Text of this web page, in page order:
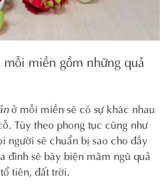
miền gồm những quả
ở mỗi miền sẽ có sự khác nhau
Tùy theo phong tục cũng như
người sẽ chuẩn bị sao cho đầy
đình sẽ bày biện mâm ngũ quả
tiên, đất trời.